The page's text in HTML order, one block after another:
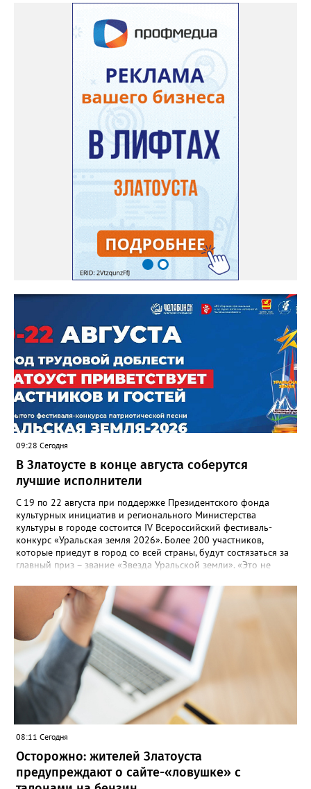
отметили и недочёты. «Например, управляющие компании
несвоевременно приняли меры для предотвращения
“перемерзания” общей домовой тепловой сети
многоквартирного дома, отсутствовало взаимодействие с
ресурсоснабжающей организацией, ЕДДС и иными службами»,
— сообщила начальник Главного управления ГЖИ Ирина
Настенко. В следующий раз, рекомендовали в
Госжилинспекции, службы должны действовать слаженно. И
оперативно делиться информацией со всеми
заинтересованными – от поставщика тепла до конечных
09:28 Сегодня
В Златоусте в конце августа соберутся
лучшие исполнители
С 19 по 22 августа при поддержке Президентского фонда
культурных инициатив и регионального Министерства
культуры в городе состоится IV Всероссийский фестиваль-
конкурс «Уральская земля 2026». Более 200 участников,
которые приедут в город со всей страны, будут состязаться за
главный приз – звание «Звезда Уральской земли». «Это не
прослушивания участников, мастер-классы от ведущих
наставников, выступления победителей прошлых лет и
приглашённых артистов», - сообщает оргкомитет. Вход на все
фестивальные мероприятия будет свободным. В 2025 году в
фестивале участвовали 26 финалистов из городов
Челябинской, Свердловской, Курганской, Оренбургской
областей, Ханты-Мансийского автономного округа и
Республики Башкортостан. Приглашённой звездой стал
идейный вдохновитель, организатор фестиваля, эстрадный
певец, победитель главного патриотического конкурса страны
«Солдатский конверт», лауреат премии в области культуры и
искусства «Золотая лира», участник телевизионных проектов
на Первом канале, обладатель звания «Голос страны» Алексей
Ковин.
08:11 Сегодня
Осторожно: жителей Златоуста
предупреждают о сайте-«ловушке» с